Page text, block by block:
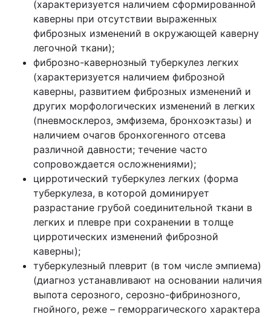
(характеризуется наличием сформированной
каверны при отсутствии выраженных
фиброзных изменений в окружающей каверну
легочной ткани);
фиброзно-кавернозный туберкулез легких
(характеризуется наличием фиброзной
каверны, развитием фиброзных изменений и
других морфологических изменений в легких
(пневмосклероз, эмфизема, бронхоэктазы) и
наличием очагов бронхогенного отсева
различной давности; течение часто
сопровождается осложнениями);
цирротический туберкулез легких (форма
туберкулеза, в которой доминирует
разрастание грубой соединительной ткани в
легких и плевре при сохранении в толще
цирротических изменений фиброзной
каверны);
туберкулезный плеврит (в том числе эмпиема)
(диагноз устанавливают на основании наличия
выпота серозного, серозно-фибринозного,
гнойного, реже – геморрагического характера